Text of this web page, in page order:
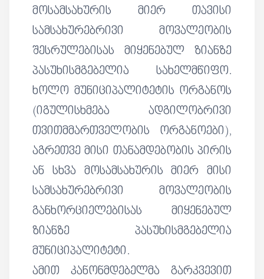
მოსამსახურის მიერ თავისი
სამსახურებრივი მოვალეობის
შესრულებისას მიყენებულ ზიანზე
პასუხისმგებელია სახელმწიფო.
ხოლო მუნიციპალიტეტის ორგანოს
(იგულისხმება ადგილობრივი
თვითმმართველობის ორგანოები),
აგრეთვე მისი თანამდებობის პირის
ან სხვა მოსამსახურის მიერ მისი
სამსახურებრივი მოვალეობის
განხორციელებისას მიყენებულ
ზიანზე პასუხისმგებელია
მუნიციპალიტეტი.
ამით კანონმდებელმა გარკვევით